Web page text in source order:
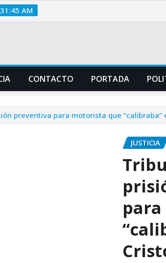
AM
CONTACTO PORTADA
preventiva para motorista que “calibraba”
JUSTICIA